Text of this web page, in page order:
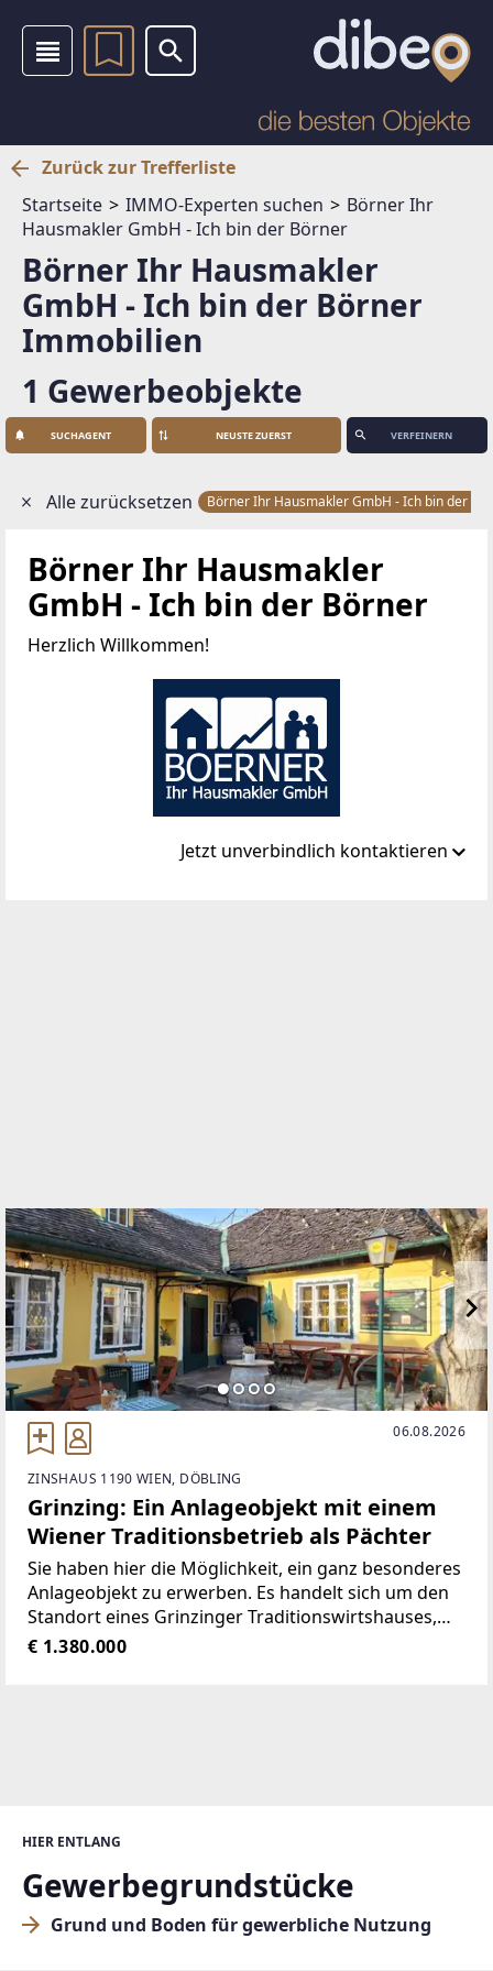
HIER ENTLANG
Gewerbegrundstücke
Grund und Boden für gewerbliche Nutzung
Zurück zur Trefferliste
Startseite
IMMO-Experten suchen
Börner Ihr
Hausmakler GmbH - Ich bin der Börner
Börner Ihr Hausmakler
GmbH - Ich bin der Börner
Immobilien
1 Gewerbeobjekte
SUCHAGENT VERFEINERN
Alle zurücksetzen Börner Ihr Hausmakler GmbH - Ich bin der
Börner Ihr Hausmakler
GmbH - Ich bin der Börner
Herzlich Willkommen!
Jetzt unverbindlich kontaktieren
06.08.2026
ZINSHAUS 1190 WIEN, DÖBLING
Grinzing: Ein Anlageobjekt mit einem
Wiener Traditionsbetrieb als Pächter
Sie haben hier die Möglichkeit, ein ganz besonderes
Anlageobjekt zu erwerben. Es handelt sich um den
Standort eines Grinzinger Traditionswirtshauses,
welches weit über die Bezirksgrenzen von Döbling
€ 1.380.000